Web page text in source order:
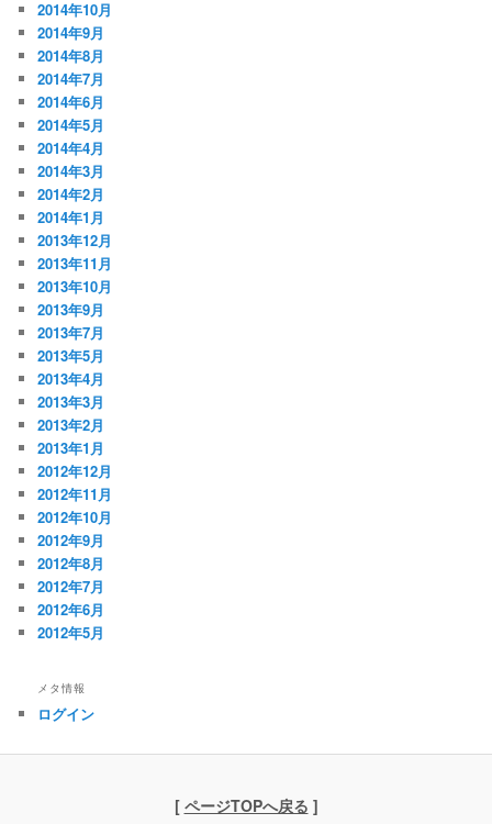
2014年10月
2014年9月
2014年8月
2014年7月
2014年6月
2014年5月
2014年4月
2014年3月
2014年2月
2014年1月
2013年12月
2013年11月
2013年10月
2013年9月
2013年7月
2013年5月
2013年4月
2013年3月
2013年2月
2013年1月
2012年12月
2012年11月
2012年10月
2012年9月
2012年8月
2012年7月
2012年6月
2012年5月
メタ情報
ログイン
[ ページTOPへ戻る ]